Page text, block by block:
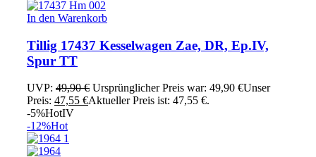
In den Warenkorb
Tillig 17437 Kesselwagen Zae, DR, Ep.IV,
Spur TT
UVP: 49,90€ Ursprünglicher Preis war: 49,90 €Unser
Preis: 47,55 €Aktueller Preis ist: 47,55 €.
-5%HotIV
-12%Hot